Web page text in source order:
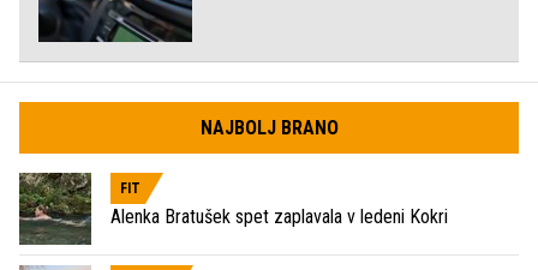
NAJBOLJ BRANO
FIT
Alenka Bratušek spet zaplavala v ledeni Kokri